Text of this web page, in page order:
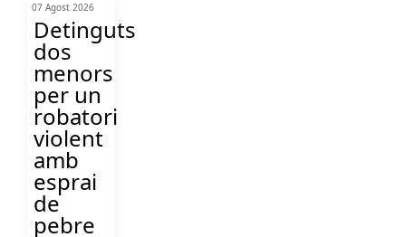
07 Agost 2026
Detinguts
dos
menors
per un
robatori
violent
amb
esprai
de
pebre